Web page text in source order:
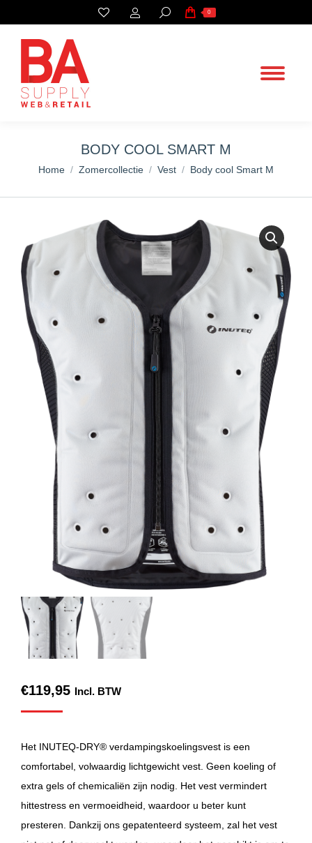
Search: 0
BODY COOL SMART M
You are here:
Home Zomercollectie Vest Body cool Smart M
€119,95 Incl. BTW
Het INUTEQ-DRY® verdampingskoelingsvest is een
comfortabel, volwaardig lichtgewicht vest. Geen koeling of
extra gels of chemicaliën zijn nodig. Het vest vermindert
hittestress en vermoeidheid, waardoor u beter kunt
presteren. Dankzij ons gepatenteerd systeem, zal het vest